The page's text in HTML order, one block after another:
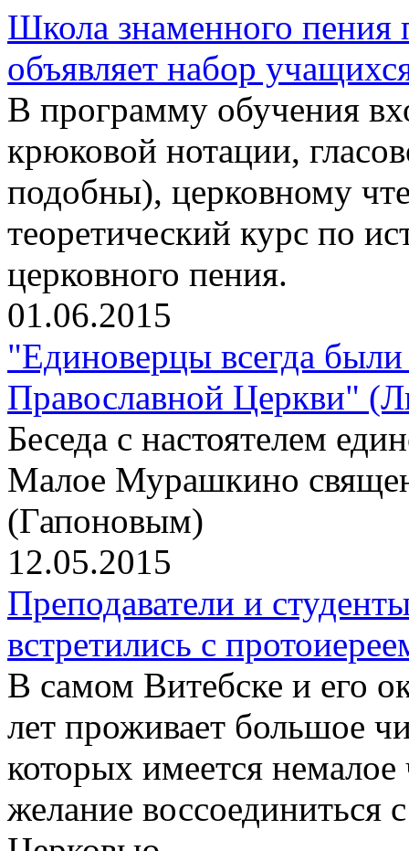
Школа знаменного
объявляет набор
В программу обучения
крюковой нотации,
подобны), церковному
теоретический курс по
церковного пения.
01.06.2015
"Единоверцы всегда
Православной Церкви"
Беседа с настоятелем
Малое Мурашкино
(Гапоновым)
12.05.2015
Преподаватели и
встретились с
В самом Витебске и его
лет проживает большое
которых имеется
желание воссоединиться